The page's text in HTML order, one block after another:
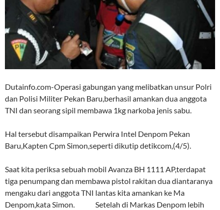
Dutainfo.com-Operasi gabungan yang melibatkan unsur Polri
dan Polisi Militer Pekan Baru,berhasil amankan dua anggota
TNI dan seorang sipil membawa 1kg narkoba jenis sabu.
Hal tersebut disampaikan Perwira Intel Denpom Pekan
Baru,Kapten Cpm Simon,seperti dikutip detikcom,(4/5).
Saat kita periksa sebuah mobil Avanza BH 1111 AP,terdapat
tiga penumpang dan membawa pistol rakitan dua diantaranya
mengaku dari anggota TNI lantas kita amankan ke Ma
Denpom,kata Simon. Setelah di Markas Denpom lebih